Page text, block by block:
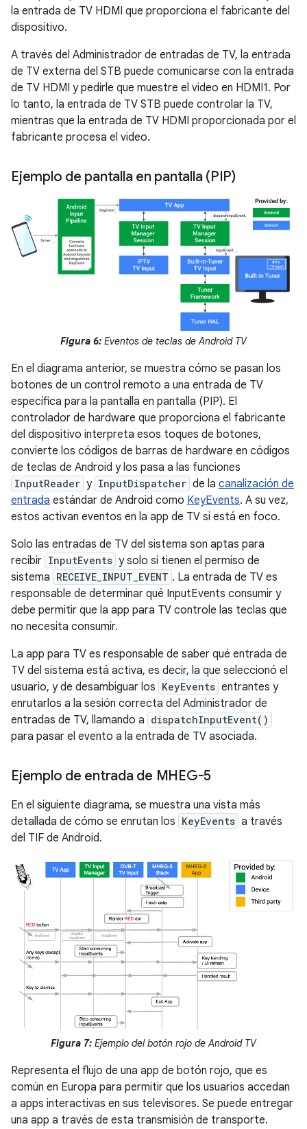
la entrada de TV HDMI que proporciona el fabricante del
dispositivo.
A través del Administrador de entradas de TV, la entrada
de TV externa del STB puede comunicarse con la entrada
de TV HDMI y pedirle que muestre el video en HDMI1. Por
lo tanto, la entrada de TV STB puede controlar la TV,
mientras que la entrada de TV HDMI proporcionada por el
fabricante procesa el video.
Ejemplo de pantalla en pantalla (PIP)
Figura 6: Eventos de teclas de Android TV
En el diagrama anterior, se muestra cómo se pasan los
botones de un control remoto a una entrada de TV
específica para la pantalla en pantalla (PIP). El
controlador de hardware que proporciona el fabricante
del dispositivo interpreta esos toques de botones,
convierte los códigos de barras de hardware en códigos
de teclas de Android y los pasa a las funciones
InputReader y InputDispatcher de la canalización de
entrada estándar de Android como KeyEvents. A su vez,
estos activan eventos en la app de TV si está en foco.
Solo las entradas de TV del sistema son aptas para
recibir InputEvents y solo si tienen el permiso de
sistema RECEIVE_INPUT_EVENT . La entrada de TV es
responsable de determinar qué InputEvents consumir y
debe permitir que la app para TV controle las teclas que
no necesita consumir.
La app para TV es responsable de saber qué entrada de
TV del sistema está activa, es decir, la que seleccionó el
usuario, y de desambiguar los KeyEvents entrantes y
enrutarlos a la sesión correcta del Administrador de
entradas de TV, llamando a dispatchInputEvent()
para pasar el evento a la entrada de TV asociada.
Ejemplo de entrada de MHEG-5
En el siguiente diagrama, se muestra una vista más
detallada de cómo se enrutan los KeyEvents a través
del TIF de Android.
Figura 7: Ejemplo del botón rojo de Android TV
Representa el flujo de una app de botón rojo, que es
común en Europa para permitir que los usuarios accedan
a apps interactivas en sus televisores. Se puede entregar
una app a través de esta transmisión de transporte.